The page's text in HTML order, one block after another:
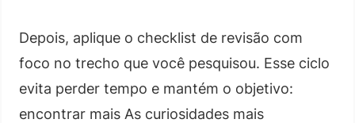
Depois, aplique o checklist de revisão com
foco no trecho que você pesquisou. Esse ciclo
evita perder tempo e mantém o objetivo:
encontrar mais As curiosidades mais